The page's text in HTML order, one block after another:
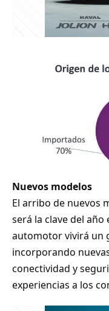
Nuevos modelos
El arribo de nuevos
será la clave del año
automotor vivirá un
incorporando
conectividad y
experiencias a los